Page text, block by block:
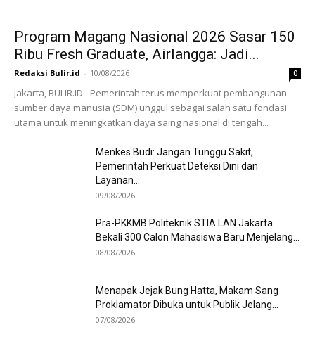
Program Magang Nasional 2026 Sasar 150
Ribu Fresh Graduate, Airlangga: Jadi...
Redaksi Bulir.id - 10/08/2026 0
Jakarta, BULIR.ID - Pemerintah terus memperkuat pembangunan
sumber daya manusia (SDM) unggul sebagai salah satu fondasi
utama untuk meningkatkan daya saing nasional di tengah...
Menkes Budi: Jangan Tunggu Sakit,
Pemerintah Perkuat Deteksi Dini dan
Layanan...
09/08/2026
Pra-PKKMB Politeknik STIA LAN Jakarta
Bekali 300 Calon Mahasiswa Baru Menjelang...
08/08/2026
Menapak Jejak Bung Hatta, Makam Sang
Proklamator Dibuka untuk Publik Jelang...
07/08/2026